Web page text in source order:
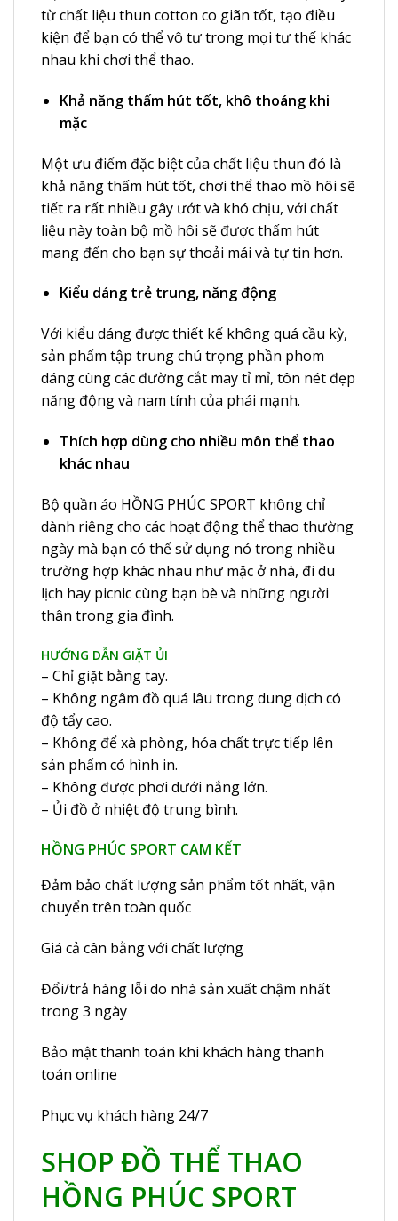
từ chất liệu thun cotton co giãn tốt, tạo điều
kiện để bạn có thể vô tư trong mọi tư thế khác
nhau khi chơi thể thao.
Khả năng thấm hút tốt, khô thoáng khi
mặc
Một ưu điểm đặc biệt của chất liệu thun đó là
khả năng thấm hút tốt, chơi thể thao mồ hôi sẽ
tiết ra rất nhiều gây ướt và khó chịu, với chất
liệu này toàn bộ mồ hôi sẽ được thấm hút
mang đến cho bạn sự thoải mái và tự tin hơn.
Kiểu dáng trẻ trung, năng động
Với kiểu dáng được thiết kế không quá cầu kỳ,
sản phẩm tập trung chú trọng phần phom
dáng cùng các đường cắt may tỉ mỉ, tôn nét đẹp
năng động và nam tính của phái mạnh.
Thích hợp dùng cho nhiều môn thể thao
khác nhau
Bộ quần áo HỒNG PHÚC SPORT không chỉ
dành riêng cho các hoạt động thể thao thường
ngày mà bạn có thể sử dụng nó trong nhiều
trường hợp khác nhau như mặc ở nhà, đi du
lịch hay picnic cùng bạn bè và những người
thân trong gia đình.
HƯỚNG DẪN GIẶT ỦI
– Chỉ giặt bằng tay.
– Không ngâm đồ quá lâu trong dung dịch có
độ tẩy cao.
– Không để xà phòng, hóa chất trực tiếp lên
sản phẩm có hình in.
– Không được phơi dưới nắng lớn.
– Ủi đồ ở nhiệt độ trung bình.
HỒNG PHÚC SPORT CAM KẾT
Đảm bảo chất lượng sản phẩm tốt nhất, vận
chuyển trên toàn quốc
Giá cả cân bằng với chất lượng
Đổi/trả hàng lỗi do nhà sản xuất chậm nhất
trong 3 ngày
Bảo mật thanh toán khi khách hàng thanh
toán online
Phục vụ khách hàng 24/7
SHOP ĐỒ THỂ THAO
HỒNG PHÚC SPORT